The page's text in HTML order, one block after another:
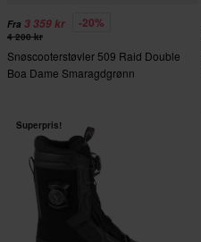
Fra 3 359 kr -20%
4 200 kr
Snøscooterstøvler 509 Raid Double
Boa Dame Smaragdgrønn
Superpris!